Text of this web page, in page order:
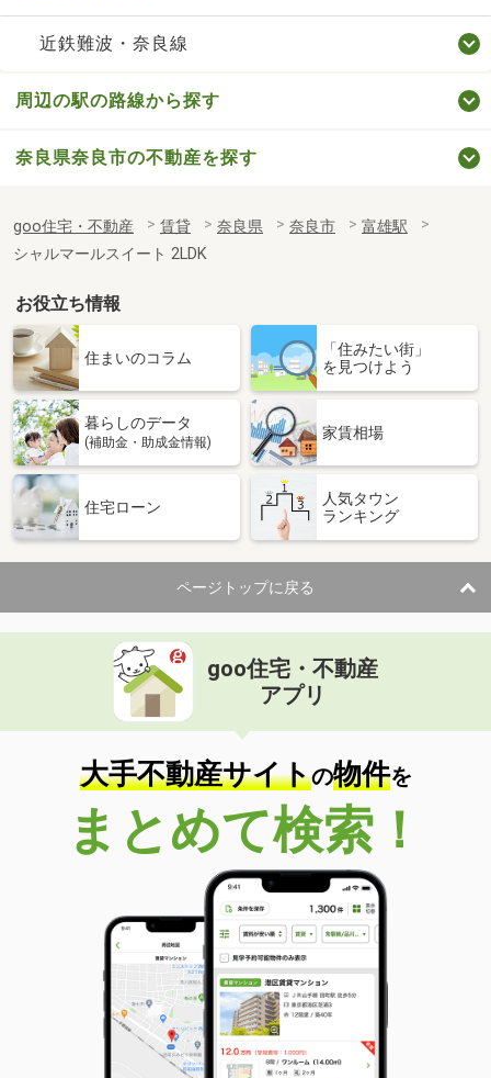
近鉄難波・奈良線
周辺の駅の路線から探す
奈良県奈良市の不動産を探す
goo住宅・不動産 賃貸 奈良県 奈良市
富雄駅
シャルマールスイート 2LDK
お役立ち情報
住まいのコラム
「住みたい街」
を見つけよう
暮らしのデータ
(補助金・助成金情報)
家賃相場
住宅ローン
人気タウン
ランキング
ページトップに戻る
goo住宅・不動産
アプリ
大手不動産サイトの物件を
まとめて検索！